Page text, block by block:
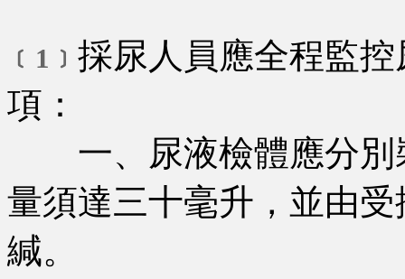
﹝1﹞ 採尿人員應全程監
項：
一、尿液檢體應分別
量須達三十毫升，並由
緘。